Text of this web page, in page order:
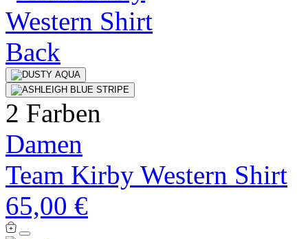
2 Farben
Damen
Team Kirby Western Shirt
65,00 €